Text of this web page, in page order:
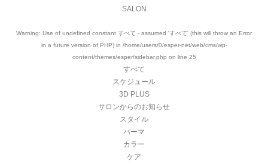
SALON
Warning: Use of undefined constant すべて - assumed 'すべて' (this will throw an Error
in a future version of PHP) in /home/users/0/esper-net/web/cms/wp-
content/themes/esper/sidebar.php on line 25
すべて
スケジュール
3D PLUS
サロンからのお知らせ
スタイル
パーマ
カラー
ケア